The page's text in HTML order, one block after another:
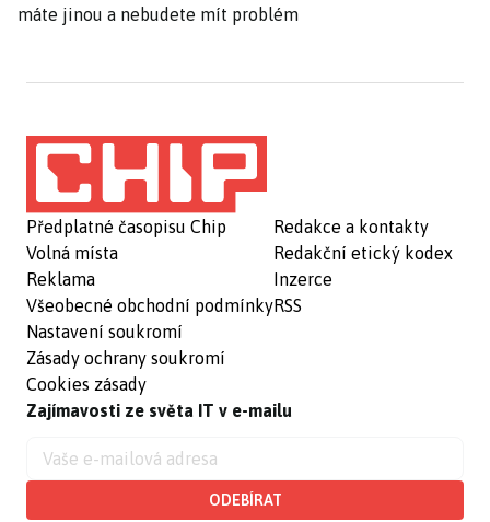
máte jinou a nebudete mít problém
Předplatné časopisu Chip
Volná místa
Reklama
Všeobecné obchodní podmínky
Nastavení soukromí
Zásady ochrany soukromí
Cookies zásady
Redakce a kontakty
Redakční etický kodex
Inzerce
RSS
Zajímavosti ze světa IT v e-mailu
ODEBÍRAT